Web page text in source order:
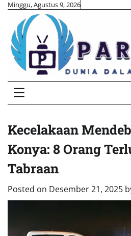
Skip
content
Minggu, Agustus 9, 2026
Kecelakaan
Konya: 8 Orang
Tabraan
Posted on Desember 21, 2025